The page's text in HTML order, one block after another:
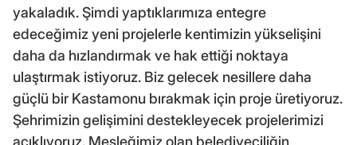
yakaladık. Şimdi yaptıklarımıza entegre
edeceğimiz yeni projelerle kentimizin yükselişini
daha da hızlandırmak ve hak ettiği noktaya
ulaştırmak istiyoruz. Biz gelecek nesillere daha
güçlü bir Kastamonu bırakmak için proje üretiyoruz.
Şehrimizin gelişimini destekleyecek projelerimizi
açıklıyoruz. Mesleğimiz olan belediyeciliğin